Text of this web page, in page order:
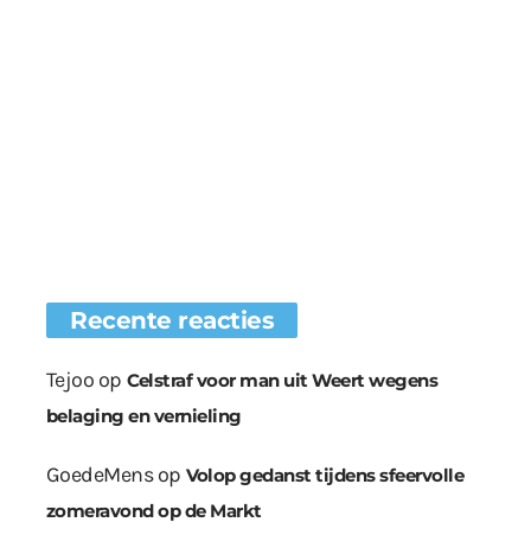
Recente reacties
Tejoo op Celstraf voor man uit Weert wegens
belaging en vernieling
GoedeMensop Volop gedanst tijdens sfeervolle
zomeravond op de Markt